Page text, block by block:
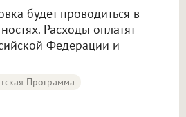
будет проводиться в
Расходы оплатят
Федерации и
Программа